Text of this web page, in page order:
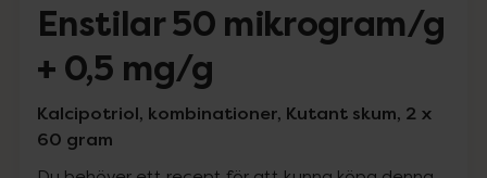
Enstilar 50 mikrogram/g
+ 0,5 mg/g
Kalcipotriol, kombinationer, Kutant skum, 2 x
60 gram